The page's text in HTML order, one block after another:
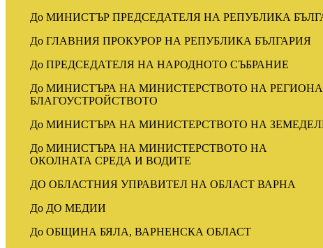
До МИНИСТЪР ПРЕДСЕДАТЕЛЯ НА РЕПУБЛИКА
До ГЛАВНИЯ ПРОКУРОР НА РЕПУБЛИКА БЪЛГАРИЯ
До ПРЕДСЕДАТЕЛЯ НА НАРОДНОТО СЪБРАНИЕ
До МИНИСТЪРА НА МИНИСТЕРСТВОТО НА
БЛАГОУСТРОЙСТВОТО
До МИНИСТЪРА НА МИНИСТЕРСТВОТО НА
До МИНИСТЪРА НА МИНИСТЕРСТВОТО НА
ОКОЛНАТА СРЕДА И ВОДИТЕ
ДО ОБЛАСТНИЯ УПРАВИТЕЛ НА ОБЛАСТ ВАРНА
До ДО МЕДИИ
До ОБЩИНА БЯЛА, ВАРНЕНСКА ОБЛАСТ